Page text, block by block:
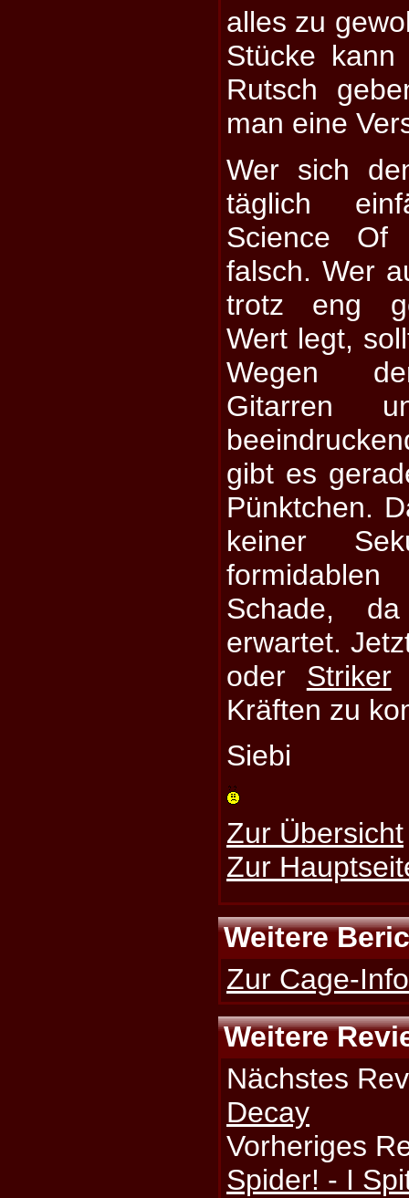
alles zu
Stücke
Rutsch
man eine
Wer sich
täglich
Science Of
falsch. Wer
trotz eng
Wert legt,
Wegen
Gitarren
gibt es
Pünktchen.
keiner
Schade,
erwartet.
oder Striker
Kräften zu
Siebi
Zur Übersicht
Zur
Weitere
Zur Cage-
Weitere
Nächstes
Decay
Vorheriges
Spider! - I